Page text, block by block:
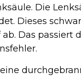
Die
Dieses
Das passiert